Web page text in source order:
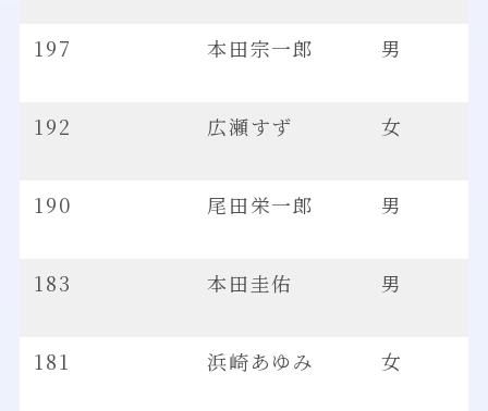
197 本田宗一郎 男
192 広瀬すず 女
190 尾田栄一郎 男
183 本田圭佑 男
181 浜崎あゆみ 女